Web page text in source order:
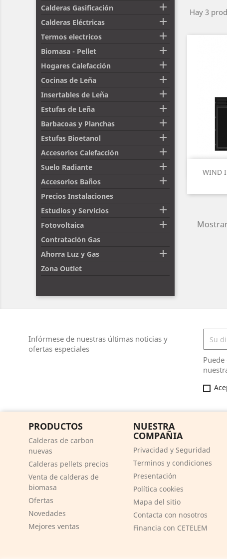
Calderas Gasificación 
Calderas Eléctricas 
Termos electricos 
Biomasa - Pellet 
Hogares Calefacción 
Cocinas de Leña 
Insertables de Leña 
Estufas de Leña 
Barbacoas y Planchas 
Estufas Bioetanol 
Accesorios Calefacción 
Suelo Radiante 
Accesorios Baños 
Precios Instalaciones
Estudios y Servicios

Fotovoltaica 
Contratación Gas
Ahorra Luz y Gas

Zona Outlet
Hay 3
WIND
Infórmese de nuestras últimas noticias y
ofertas especiales
PRODUCTOS
Calderas de carbon
nuevas
Calderas pellets precios
Venta de calderas de
biomasa
Ofertas
Novedades
Mejores ventas
NUESTRA
COMPAÑIA
Privacidad y Seguridad
Terminos y condiciones
Presentación
Política cookies
Mapa del sitio
Contacta con nosotros
Financia con CETELEM